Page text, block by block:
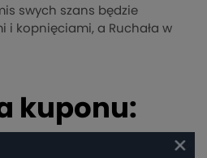
swych szans będzie
i kopnięciami, a Ruchała w
kuponu: